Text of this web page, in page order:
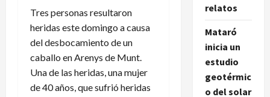
Tres personas resultaron
heridas este domingo a causa
del desbocamiento de un
caballo en Arenys de Munt.
Una de las heridas, una mujer
de 40 años, que sufrió heridas
relatos
Mataró
inicia un
estudio
geotérmic
o del solar